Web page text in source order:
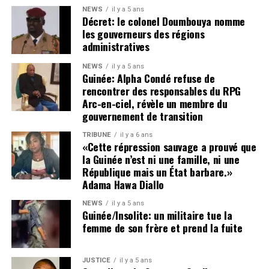
nous entraîner, à terme, dans une spirale d’insécurité,
voire d’instabilité politique et institutionnelle.
Cette tribune se veut également un plaidoyer en faveur de
la vérité, de la justice et de l’humanité.
La disparition de plusieurs figures politiques et
citoyennes — parmi lesquelles Foniké Mengué, Billo Bah,
Habib Marouane Camara, Sadou Nimagan — ainsi que la
situation de nombreux détenus, demeure une source de
profonde inquiétude nationale.
Le silence entourant leur sort alimente les tensions,
nourrit les suspicions et inflige une souffrance durable
aux familles concernées comme à l’opinion publique. Les
proches de ces personnes, à l’instar de ceux d’Aliou Bah
et de tant d’autres, ont un droit légitime et inaliénable :
celui de savoir où se trouvent les leurs et de connaître la
vérité sur leur sort.
NEWS il y a 5 ans
Décret: le colonel Doumbouya nomme
les gouverneurs des régions
administratives
NEWS il y a 5 ans
Guinée: Alpha Condé refuse de
rencontrer des responsables du RPG
Arc-en-ciel, révèle un membre du
gouvernement de transition
TRIBUNE il y a 6 ans
«Cette répression sauvage a prouvé que
la Guinée n’est ni une famille, ni une
République mais un État barbare.»
Adama Hawa Diallo
NEWS il y a 5 ans
Guinée/Insolite: un militaire tue la
femme de son frère et prend la fuite
JUSTICE il y a 5 ans